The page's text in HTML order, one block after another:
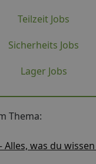
Teilzeit Jobs
Sicherheits Jobs
Lager Jobs
Thema:
Alles, was du